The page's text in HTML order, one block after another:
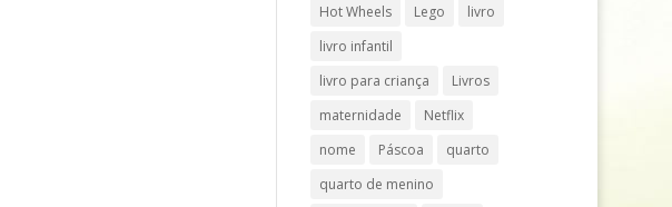
Hot Wheels
Lego
livro
livro infantil
livro para criança
Livros
maternidade
Netflix
nome
Páscoa
quarto
quarto de menino